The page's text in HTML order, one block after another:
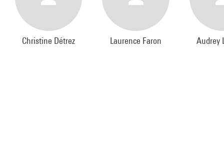
Christine Détrez Laurence Faron Audrey